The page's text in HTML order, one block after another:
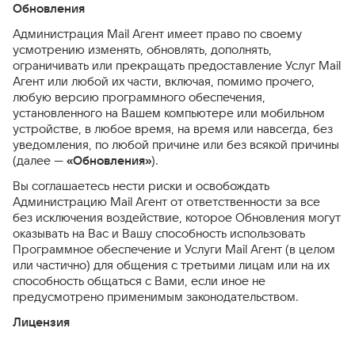
Обновления
Администрация Mail Агент имеет право по своему
усмотрению изменять, обновлять, дополнять,
ограничивать или прекращать предоставление Услуг Mail
Агент или любой их части, включая, помимо прочего,
любую версию программного обеспечения,
установленного на Вашем компьютере или мобильном
устройстве, в любое время, на время или навсегда, без
уведомления, по любой причине или без всякой причины
(далее — «Обновления»).
Вы соглашаетесь нести риски и освобождать
Администрацию Mail Агент от ответственности за все
без исключения воздействие, которое Обновления могут
оказывать на Вас и Вашу способность использовать
Программное обеспечение и Услуги Mail Агент (в целом
или частично) для общения с третьими лицам или на их
способность общаться с Вами, если иное не
предусмотрено применимым законодательством.
Лицензия